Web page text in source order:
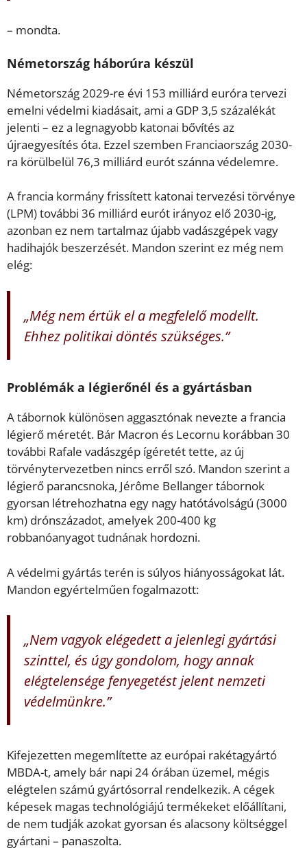
– mondta.
Németország háborúra készül
Németország 2029-re évi 153 milliárd euróra tervezi
emelni védelmi kiadásait, ami a GDP 3,5 százalékát
jelenti – ez a legnagyobb katonai bővítés az
újraegyesítés óta. Ezzel szemben Franciaország 2030-
ra körülbelül 76,3 milliárd eurót szánna védelemre.
A francia kormány frissített katonai tervezési törvénye
(LPM) további 36 milliárd eurót irányoz elő 2030-ig,
azonban ez nem tartalmaz újabb vadászgépek vagy
hadihajók beszerzését. Mandon szerint ez még nem
elég:
„Még nem értük el a megfelelő modellt.
Ehhez politikai döntés szükséges.”
Problémák a légierőnél és a gyártásban
A tábornok különösen aggasztónak nevezte a francia
légierő méretét. Bár Macron és Lecornu korábban 30
további Rafale vadászgép ígéretét tette, az új
törvénytervezetben nincs erről szó. Mandon szerint a
légierő parancsnoka, Jérôme Bellanger tábornok
gyorsan létrehozhatna egy nagy hatótávolságú (3000
km) drónszázadot, amelyek 200-400 kg
robbanóanyagot tudnának hordozni.
A védelmi gyártás terén is súlyos hiányosságokat lát.
Mandon egyértelműen fogalmazott:
„Nem vagyok elégedett a jelenlegi gyártási
szinttel, és úgy gondolom, hogy annak
elégtelensége fenyegetést jelent nemzeti
védelmünkre.”
Kifejezetten megemlítette az európai rakétagyártó
MBDA-t, amely bár napi 24 órában üzemel, mégis
elégtelen számú gyártósorral rendelkezik. A cégek
képesek magas technológiájú termékeket előállítani,
de nem tudják azokat gyorsan és alacsony költséggel
gyártani – panaszolta.